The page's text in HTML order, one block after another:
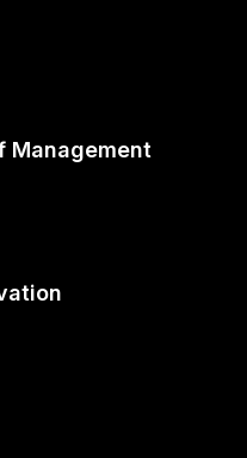
Management